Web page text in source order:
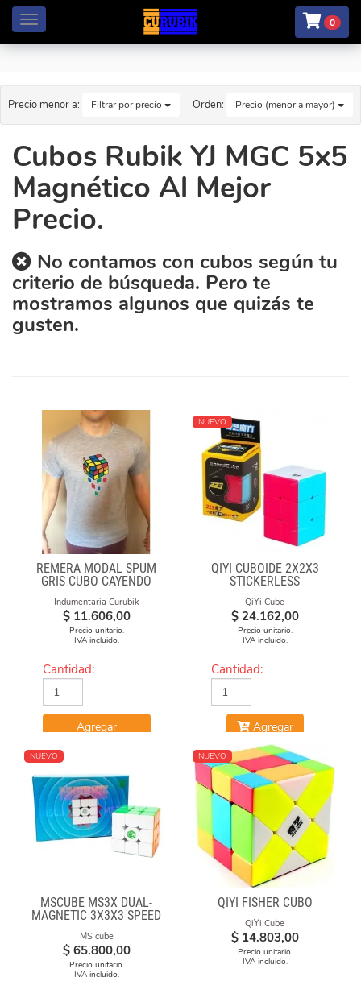
Menú 0
Precio menor a: Filtrar por precio Orden: Precio (menor a mayor)
Cubos Rubik YJ MGC 5x5
Magnético Al Mejor
Precio.
No contamos con cubos según tu
criterio de búsqueda. Pero te
mostramos algunos que quizás te
gusten.
REMERA MODAL SPUM
GRIS CUBO CAYENDO
Indumentaria Curubik
$ 11.606,00
Precio unitario.
IVA incluido.
Cantidad:
Agregar
NUEVO
QIYI CUBOIDE 2X2X3
STICKERLESS
QiYi Cube
$ 24.162,00
Precio unitario.
IVA incluido.
Cantidad:
Agregar
NUEVO
MSCUBE MS3X DUAL-
MAGNETIC 3X3X3 SPEED
CUBE STICKERLESS
MS cube
$ 65.800,00
Precio unitario.
IVA incluido.
NUEVO
QIYI FISHER CUBO
QiYi Cube
$ 14.803,00
Precio unitario.
IVA incluido.